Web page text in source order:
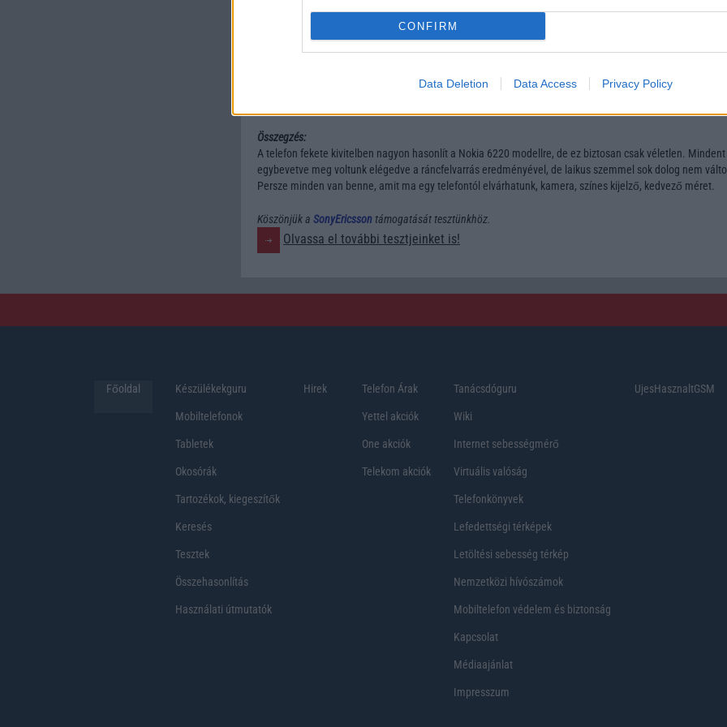
CONFIRM
Data Deletion Data Access Privacy Policy
CIF kamera
Összegzés:
A telefon fekete kivitelben nagyon hasonlít a Nokia 6220 modellre, de ez biztosan csak véletlen. Mindent
egybevetve meg voltunk elégedve a ráncfelvarrás eredményével, de laikus szemmel sok dolog nem
Persze minden van benne, amit ma egy telefontól elvárhatunk, kamera, színes kijelző, kedvező méret.
Köszönjük a SonyEricsson támogatását tesztünkhöz.
Olvassa el további tesztjeinket is!
Főoldal Készülékekguru
Mobiltelefonok
Tabletek
Okosórák
Tartozékok, kiegeszítők
Keresés
Tesztek
Összehasonlítás
Használati útmutatók
Hirek Telefon Árak
Yettel akciók
One akciók
Telekom akciók
Tanácsdóguru
Wiki
Internet sebességmérő
Virtuális valóság
Telefonkönyvek
Lefedettségi térképek
Letöltési sebesség térkép
Nemzetközi hívószámok
Mobiltelefon védelem és biztonság
Kapcsolat
Médiaajánlat
Impresszum
UjesHasznaltGSM